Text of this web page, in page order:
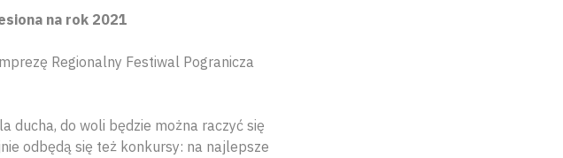
na rok 2021
Regionalny Festiwal Pogranicza
ducha, do woli będzie można raczyć się
odbędą się też konkursy: na najlepsze